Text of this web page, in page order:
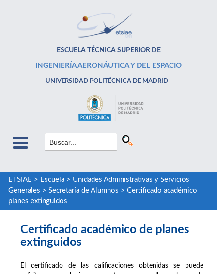
ESCUELA TÉCNICA SUPERIOR DE
INGENIERÍA AERONÁUTICA Y DEL ESPACIO
UNIVERSIDAD POLITÉCNICA DE MADRID
ETSIAE > Escuela> Unidades Administrativas y Servicios
Generales > Secretaría de Alumnos > Certificado académico
planes extinguidos
Certificado académico de planes
extinguidos
El certificado de las calificaciones obtenidas se puede